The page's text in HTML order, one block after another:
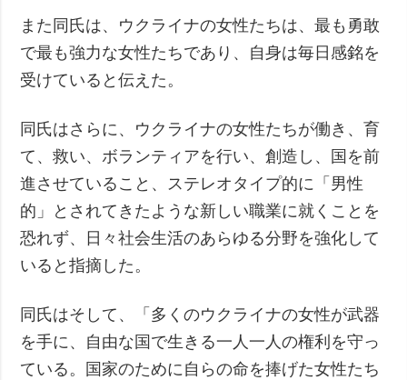
また同氏は、ウクライナの女性たちは、最も勇敢
で最も強力な女性たちであり、自身は毎日感銘を
受けていると伝えた。
同氏はさらに、ウクライナの女性たちが働き、育
て、救い、ボランティアを行い、創造し、国を前
進させていること、ステレオタイプ的に「男性
的」とされてきたような新しい職業に就くことを
恐れず、日々社会生活のあらゆる分野を強化して
いると指摘した。
同氏はそして、「多くのウクライナの女性が武器
を手に、自由な国で生きる一人一人の権利を守っ
ている。国家のために自らの命を捧げた女性たち